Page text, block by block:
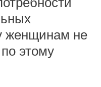
женщинам не
этому